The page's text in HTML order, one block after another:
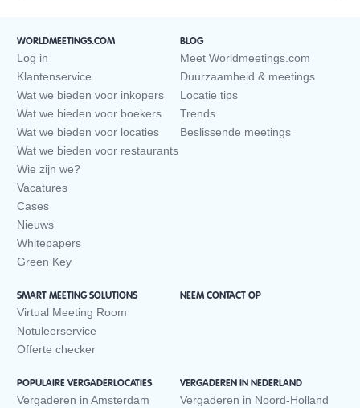
WORLDMEETINGS.COM
Log in
Klantenservice
Wat we bieden voor inkopers
Wat we bieden voor boekers
Wat we bieden voor locaties
Wat we bieden voor restaurants
Wie zijn we?
Vacatures
Cases
Nieuws
Whitepapers
Green Key
BLOG
Meet Worldmeetings.com
Duurzaamheid & meetings
Locatie tips
Trends
Beslissende meetings
SMART MEETING SOLUTIONS
Virtual Meeting Room
Notuleerservice
Offerte checker
NEEM CONTACT OP
POPULAIRE VERGADERLOCATIES
Vergaderen in Amsterdam
VERGADEREN IN NEDERLAND
Vergaderen in Noord-Holland